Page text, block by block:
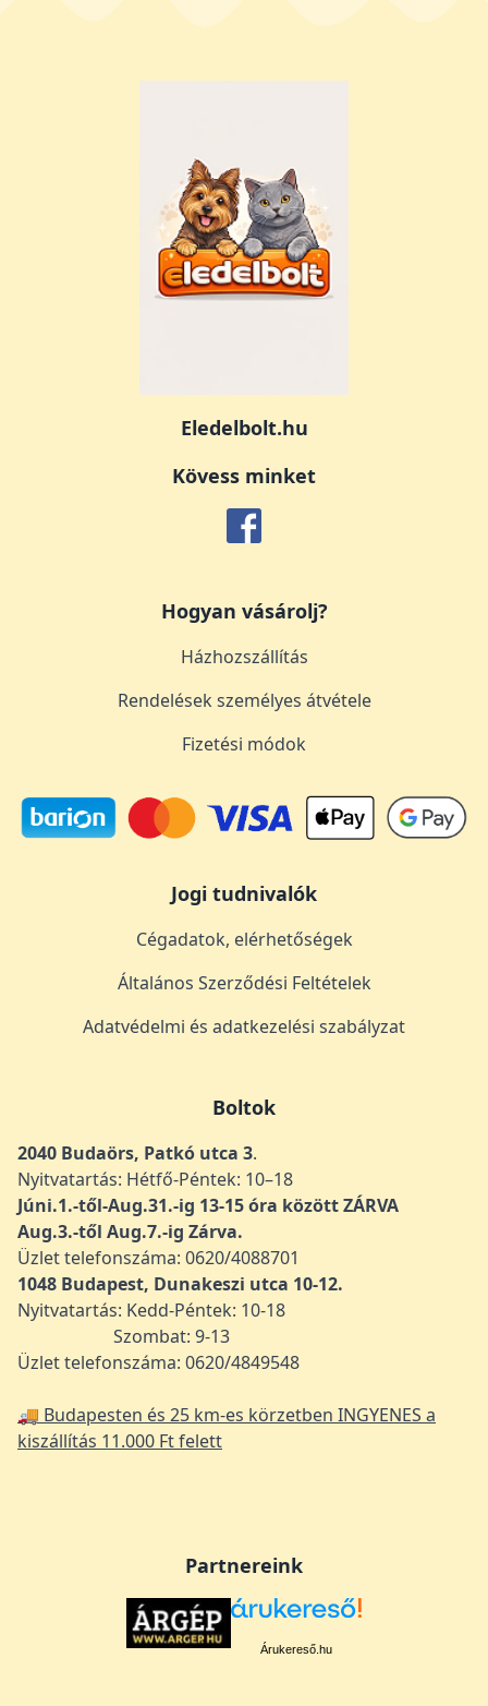
Eledelbolt.hu
Kövess minket
Hogyan vásárolj?
Házhozszállítás
Rendelések személyes átvétele
Fizetési módok
Jogi tudnivalók
Cégadatok, elérhetőségek
Általános Szerződési Feltételek
Adatvédelmi és adatkezelési szabályzat
Boltok
2040 Budaörs, Patkó utca 3.
Nyitvatartás: Hétfő-Péntek: 10–18
Júni.1.-től-Aug.31.-ig 13-15 óra között ZÁRVA
Aug.3.-től Aug.7.-ig Zárva.
Üzlet telefonszáma: 0620/4088701
1048 Budapest, Dunakeszi utca 10-12.
Nyitvatartás: Kedd-Péntek: 10-18
Szombat: 9-13
Üzlet telefonszáma: 0620/4849548
🚚 Budapesten és 25 km-es körzetben INGYENES a
kiszállítás 11.000 Ft felett
Partnereink
Árukereső.hu